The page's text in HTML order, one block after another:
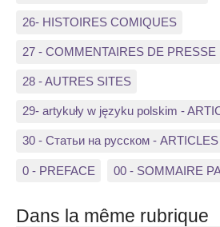
26- HISTOIRES COMIQUES
27 - COMMENTAIRES DE PRESSE
28 - AUTRES SITES
29- artykuły w języku polskim -
30 - Статьи на русском -
0 - PREFACE 00 - SOMMAIRE
Dans la même rubrique